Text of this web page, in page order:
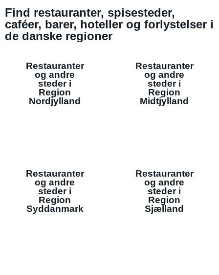
Find restauranter, spisesteder,
caféer, barer, hoteller og forlystelser i
de danske regioner
Restauranter
og andre
steder i
Region
Nordjylland
Restauranter
og andre
steder i
Region
Midtjylland
Restauranter
og andre
steder i
Region
Syddanmark
Restauranter
og andre
steder i
Region
Sjælland